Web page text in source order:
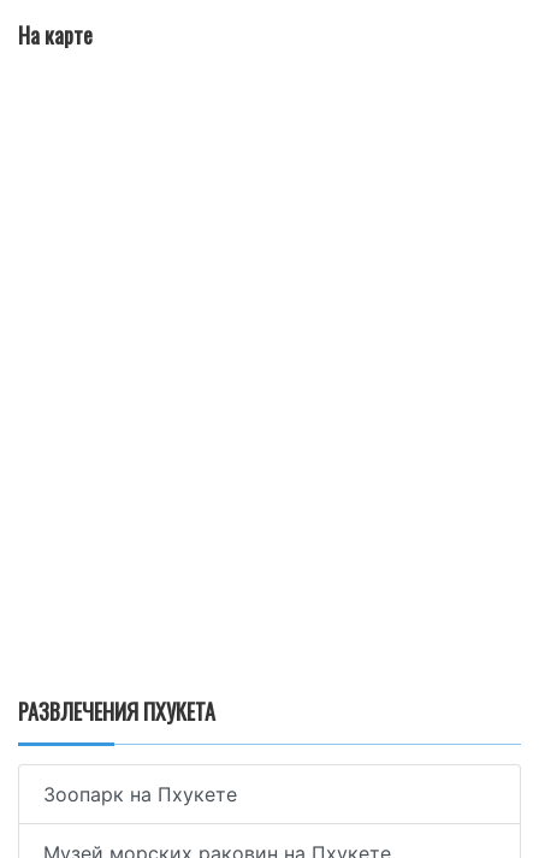
На карте
РАЗВЛЕЧЕНИЯ ПХУКЕТА
Зоопарк на Пхукете
Музей морских раковин на Пхукете